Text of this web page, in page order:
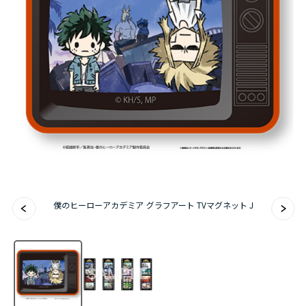
薬屋のひとりごと 夏の園遊会2026
名探偵コナン
アニメ『僕のヒーローアカデミア』10周年
ハイキュー!!ジャージ＆ユニフォーム
『ふつつかな悪女ではございますが ～雛宮蝶鼠と
僕のヒーローアカデミア グラフアート TVマグネット J